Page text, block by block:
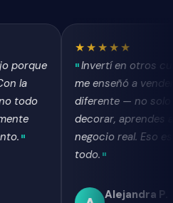
★★★★★
Invertí en otros cursos y
me enseñó a vender. Este es
diferente — no solo
decorar, aprendes a hacer
negocio real. Eso es lo que
Alejandra P.